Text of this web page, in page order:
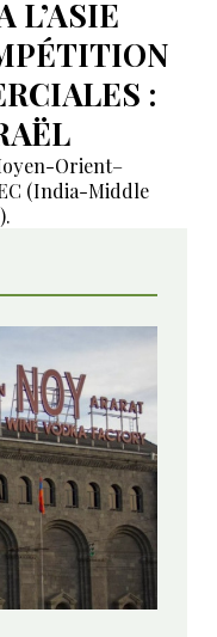
L’ASIE
:
Orient–
(India-Middle